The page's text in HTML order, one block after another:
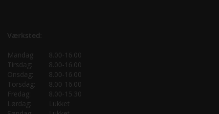
Værksted:
Mandag:
8.00-16.00
Tirsdag:
8.00-16.00
Onsdag:
8.00-16.00
Torsdag:
8.00-16.00
Fredag:
8.00-15.30
Lørdag:
Lukket